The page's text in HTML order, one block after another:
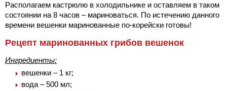
Располагаем кастрюлю в холодильнике и оставляем в таком
состоянии на 8 часов – мариноваться. По истечению данного
времени вешенки маринованные по-корейски готовы!
Рецепт маринованных грибов вешенок
Ингредиенты:
вешенки – 1 кг;
вода – 500 мл;